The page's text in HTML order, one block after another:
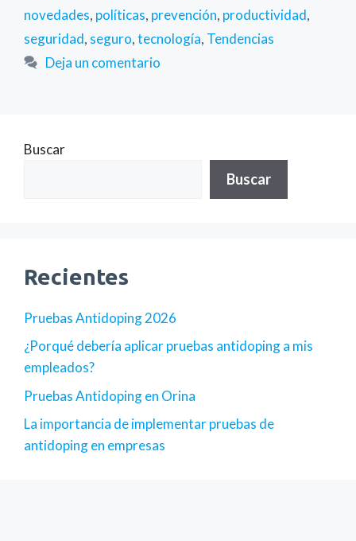
novedades, políticas, prevención, productividad,
seguridad, seguro,tecnología, Tendencias
Deja un comentario
Buscar
Buscar
Recientes
Pruebas Antidoping 2026
¿Porqué debería aplicar pruebas antidoping a mis
empleados?
Pruebas Antidoping en Orina
La importancia de implementar pruebas de
antidoping en empresas